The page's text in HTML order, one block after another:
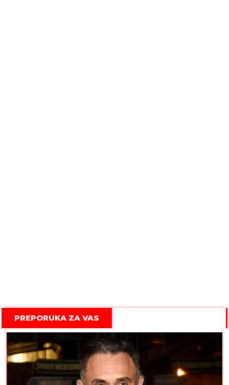
PREPORUKA ZA VAS